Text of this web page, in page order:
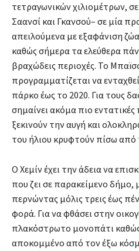
τετραγωνικών χιλιομέτρων,
Σαανσί και Γκανσού– σε μία
απειλούμενα με εξαφάνιση
καθώς σήμερα τα ελεύθερα
βραχώδεις περιοχές. Το
προγραμματίζεται να
πάρκο έως το 2020. Για τους
σημαίνει ακόμα πιο εντατικές
ξεκινούν την αυγή και
του ήλιου κρυφτούν πίσω από
Ο Χεμίν έχει την άδεια να
που ζει σε παρακείμενο
περνώντας μόλις τρεις έως
φορά. Για να φθάσει στην
πλακόστρωτο μονοπάτι
αποκομμένο από τον έξω